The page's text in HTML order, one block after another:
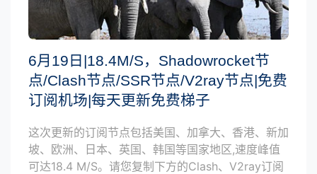
6月19日|18.4M/S，Shadowrocket节
点/Clash节点/SSR节点/V2ray节点|免费
订阅机场|每天更新免费梯子
这次更新的订阅节点包括美国、加拿大、香港、新加
坡、欧洲、日本、英国、韩国等国家地区,速度峰值
可达18.4 M/S。请您复制下方的Clash、V2ray订阅